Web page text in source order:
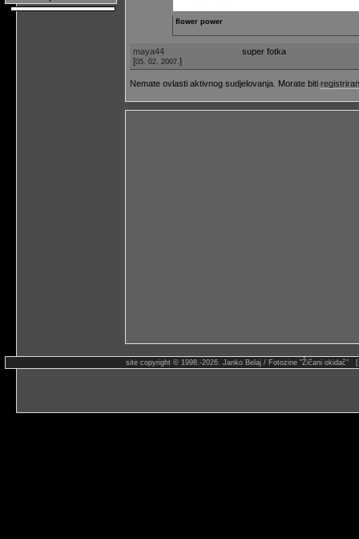
flower power
maya44
[05. 02. 2007. ]
super fotka
Nemate ovlasti aktivnog sudjelovanja. Morate biti
site copyright © 1998.-2026. Janko Belaj / Fotozine "Žičani okidač"